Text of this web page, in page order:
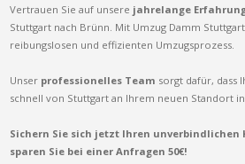
Vertrauen Sie auf unsere jahrelange
Stuttgart nach Brünn. Mit Umzug Damm
reibungslosen und effizienten Umzugsprozess.
Unser professionelles Team sorgt dafür, dass
schnell von Stuttgart an Ihrem neuen Standort
Sichern Sie sich jetzt Ihren unverbindlichen
sparen Sie bei einer Anfragen 50€!